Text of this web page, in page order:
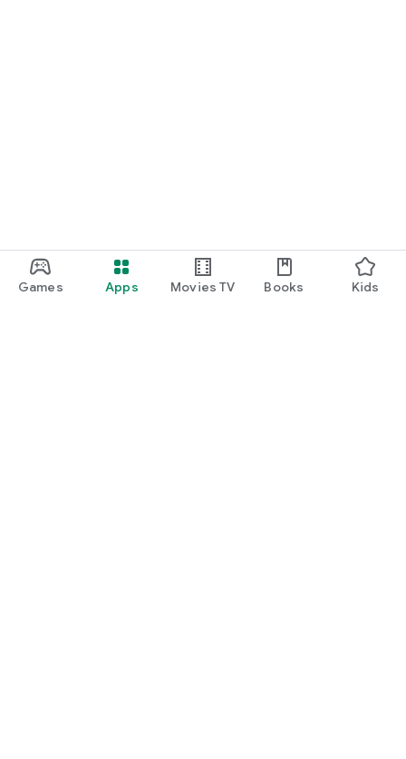
Games Apps Movies TV Books Kids